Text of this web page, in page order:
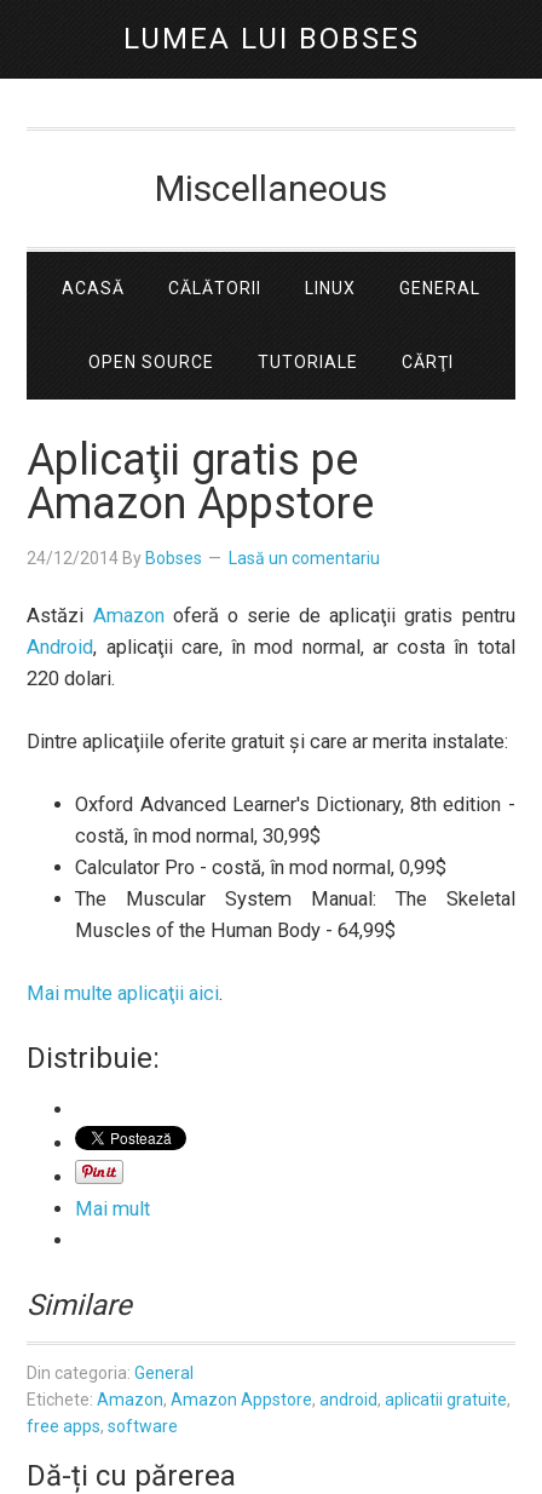
LUMEA LUI BOBSES
Miscellaneous
ACASĂ CĂLĂTORII LINUX GENERAL
OPEN SOURCE TUTORIALE CĂRŢI
Aplicaţii gratis pe
Amazon Appstore
24/12/2014 By Bobses Lasă un comentariu
Astăzi Amazonoferă o serie de aplicaţii gratis pentru
Android, aplicaţii care, în mod normal, ar costa în total
220 dolari.
Dintre aplicaţiile oferite gratuit şi care ar merita instalate:
Oxford Advanced Learner's Dictionary, 8th edition -
costă, în mod normal, 30,99$
Calculator Pro - costă, în mod normal, 0,99$
The Muscular System Manual: The Skeletal
Muscles of the Human Body - 64,99$
Mai multe aplicaţii aici.
Distribuie:
Mai mult
Similare
Din categoria:General
Etichete:Amazon,Amazon Appstore,android,aplicatii gratuite,
free apps,software
Dă-ți cu părerea